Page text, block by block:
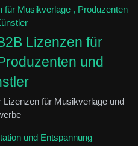
Lizenzen für
und
für Musikverlage und